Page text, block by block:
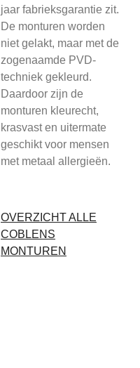
jaar fabrieksgarantie zit.
De monturen worden
niet gelakt, maar met de
zogenaamde PVD-
techniek gekleurd.
Daardoor zijn de
monturen kleurecht,
krasvast en uitermate
geschikt voor mensen
met metaal allergieën.
OVERZICHT ALLE
COBLENS
MONTUREN